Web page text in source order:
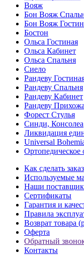
Вояж
Бон Вояж
Бон Вояж
Бостон
Ольса Гостиная
Ольса Кабинет
Ольса Спальня
Сиело
Рандеву
Рандеву Спальня
Рандеву Кабинет
Рандеву
Форест Стулья
Синди, Консолеа
Ликвидация
Universal
Ортопедическое
Как сделать заказ
Используемые
Наши
Сертификаты
Гарантия и
Правила
Возврат товара
Оферта
Обратный
Контакты